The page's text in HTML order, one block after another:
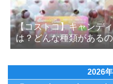
【コストコ】キャンデ
は？どんな種類がある
2026